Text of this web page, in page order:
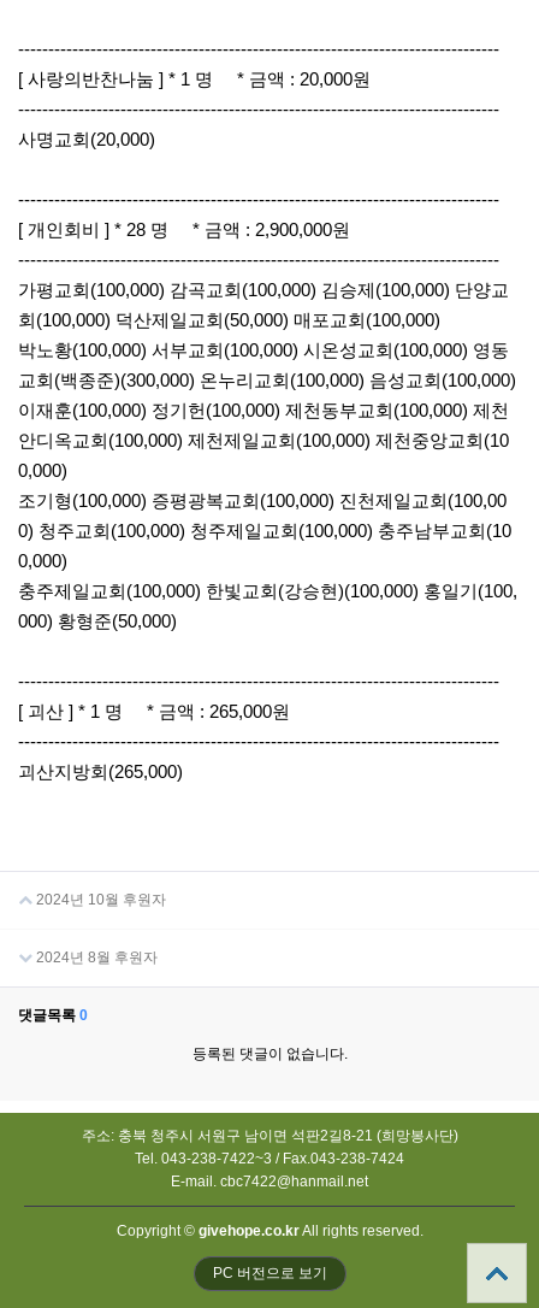
--------------------------------------------------------------------------------
[ 사랑의반찬나눔 ] * 1 명 * 금액 : 20,000원
--------------------------------------------------------------------------------
사명교회(20,000)
--------------------------------------------------------------------------------
[ 개인회비 ] * 28 명 * 금액 : 2,900,000원
--------------------------------------------------------------------------------
가평교회(100,000) 감곡교회(100,000) 김승제(100,000) 단양교
회(100,000) 덕산제일교회(50,000) 매포교회(100,000)
박노황(100,000) 서부교회(100,000) 시온성교회(100,000) 영동
교회(백종준)(300,000) 온누리교회(100,000) 음성교회(100,000)
이재훈(100,000) 정기헌(100,000) 제천동부교회(100,000) 제천
안디옥교회(100,000) 제천제일교회(100,000) 제천중앙교회(10
0,000)
조기형(100,000) 증평광복교회(100,000) 진천제일교회(100,00
0) 청주교회(100,000) 청주제일교회(100,000) 충주남부교회(10
0,000)
충주제일교회(100,000) 한빛교회(강승현)(100,000) 홍일기(100,
000) 황형준(50,000)
--------------------------------------------------------------------------------
[ 괴산 ] * 1 명 * 금액 : 265,000원
--------------------------------------------------------------------------------
괴산지방회(265,000)
2024년 10월 후원자
2024년 8월 후원자
댓글목록 0
등록된 댓글이 없습니다.
주소: 충북 청주시 서원구 남이면 석판2길8-21 (희망봉사단)
Tel. 043-238-7422~3 / Fax.043-238-7424
E-mail. cbc7422@hanmail.net
Copyright © givehope.co.krAll rights reserved.
PC 버전으로 보기